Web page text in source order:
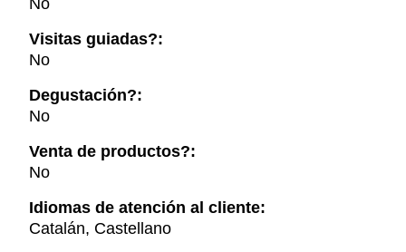
No
Visitas guiadas?:
No
Degustación?:
No
Venta de productos?:
No
Idiomas de atención al cliente:
Catalán, Castellano